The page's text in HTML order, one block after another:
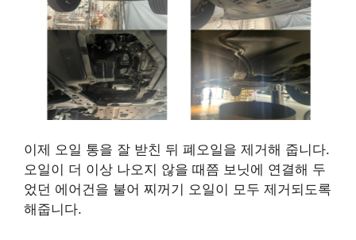
이제 오일 통을 잘 받친 뒤 폐오일을 제거해 줍니다.
오일이 더 이상 나오지 않을 때쯤 보닛에 연결해 두
었던 에어건을 불어 찌꺼기 오일이 모두 제거되도록
해줍니다.